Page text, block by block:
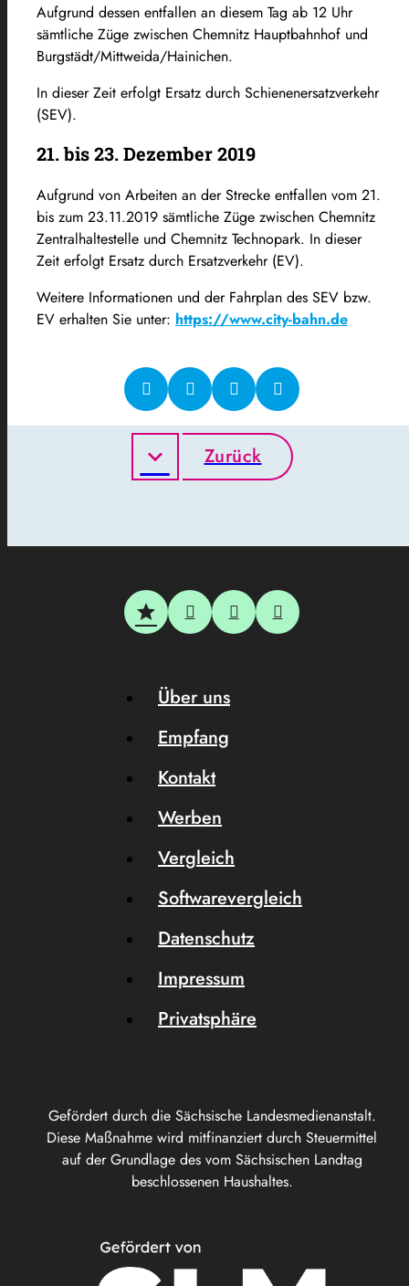
Aufgrund dessen entfallen an diesem Tag ab 12 Uhr
sämtliche Züge zwischen Chemnitz Hauptbahnhof und
Burgstädt/Mittweida/Hainichen.
In dieser Zeit erfolgt Ersatz durch Schienenersatzverkehr
(SEV).
21. bis 23. Dezember 2019
Aufgrund von Arbeiten an der Strecke entfallen vom 21.
bis zum 23.11.2019 sämtliche Züge zwischen Chemnitz
Zentralhaltestelle und Chemnitz Technopark. In dieser
Zeit erfolgt Ersatz durch Ersatzverkehr (EV).
Weitere Informationen und der Fahrplan des SEV bzw.
EV erhalten Sie unter: https://www.city-bahn.de
Zurück
Gefördert durch die Sächsische Landesmedienanstalt.
Diese Maßnahme wird mitfinanziert durch Steuermittel
auf der Grundlage des vom Sächsischen Landtag
beschlossenen Haushaltes.
Über uns
Empfang
Kontakt
Werben
Vergleich
Softwarevergleich
Datenschutz
Impressum
Privatsphäre